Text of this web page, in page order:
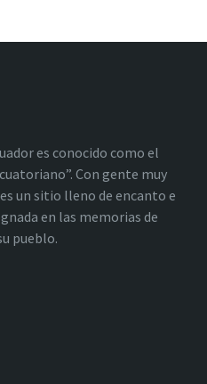
es conocido como el
Con gente muy
un sitio lleno de encanto e
en las memorias de
pueblo.